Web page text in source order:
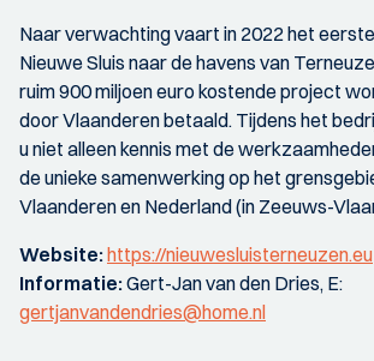
Naar verwachting vaart in 2022 het
Nieuwe Sluis naar de havens van
ruim 900 miljoen euro kostende project
door Vlaanderen betaald. Tijdens het
u niet alleen kennis met de
de unieke samenwerking op het
Vlaanderen en Nederland (in Zeeuws-
Website:https://nieuwesluisterneuzen.eu
Informatie:Gert-Jan van den Dries, E:
gertjanvandendries@home.nl